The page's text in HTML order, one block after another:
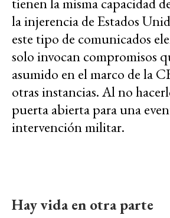
la injerencia de Estados
este tipo de comunicados
solo invocan compromisos
asumido en el marco de la
otras instancias. Al no
puerta abierta para una
intervención militar.
Hay vida en otra parte